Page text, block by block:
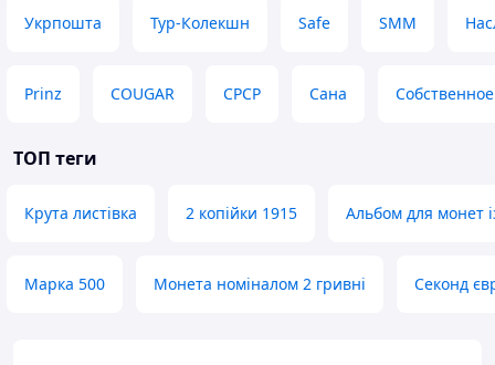
Укрпошта Тур-Колекшн Safe SMM
Prinz COUGAR СРСР Сана
ТОП теги
Крута листівка 2 копійки 1915 Альбом для монет
Марка 500 Монета номіналом 2 гривні Секонд